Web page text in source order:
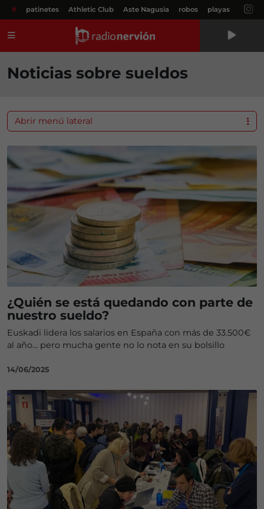
# patinetes Athletic Club Aste Nagusia robos playas
Noticias sobre sueldos
¿Quién se está quedando con parte de
nuestro sueldo?
Euskadi lidera los salarios en España con más de 33.500€
al año… pero mucha gente no lo nota en su bolsillo
14/06/2025
Abrir menú lateral